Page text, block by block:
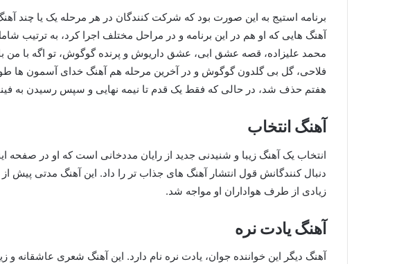
برنامه استیج به این صورت بود که شرکت کنندگان در هر مرحله یک یا چند
آهنگ هایی که او هم در این برنامه و در مراحل مختلف اجرا کرد، به ترتیب
محمد علیزاده، قصه عشق ابی، عشق داریوش و پرنده گوگوش، تو اگه با من
فلاحی، گل بی گلدون گوگوش و در آخرین مرحله هم آهنگ خدای آسمون ها
هفتم حذف شد، در حالی که فقط یک قدم تا نیمه نهایی و سپس رسیدن به
آهنگ انتخاب
انتخاب یک آهنگ زیبا و شنیدنی جدید از رایان مددخانی است که او در صفحه
دنبال کنندگانش قول انتشار آهنگ های جذاب تر را داد. این آهنگ مدتی پیش
زیادی از طرف هواداران او مواجه شد.
آهنگ یادت نره
آهنگ دیگر این خواننده جوان، یادت نره نام دارد. این آهنگ شعری عاشقانه و